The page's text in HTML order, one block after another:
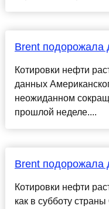
Brent подорожала
Котировки нефти
данных
неожиданном
прошлой неделе....
Brent подорожала
Котировки нефти
как в субботу